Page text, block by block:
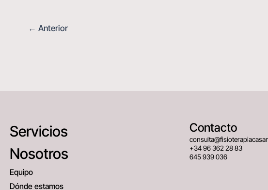
← Anterior
Servicios
Nosotros
Equipo
Dónde estamos
Contacto
+34 96 362 28 83
645 939 036